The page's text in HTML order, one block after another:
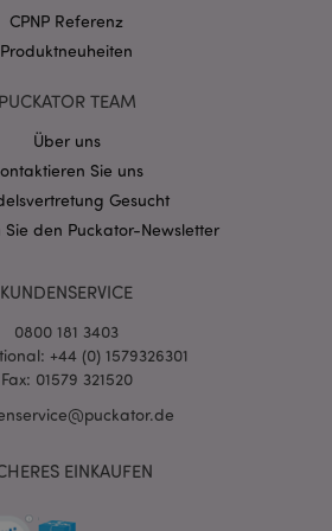
CPNP Referenz
Produktneuheiten
PUCKATOR TEAM
Über uns
Sie uns
Gesucht
den Puckator-Newsletter
KUNDENSERVICE
0800 181 3403
+44 (0) 1579326301
Fax: 01579 321520
EINKAUFEN
section-